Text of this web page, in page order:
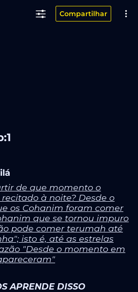
Compartilhar
de que momento o
à noite? Desde o
os Cohanim foram comer
que se tornou impuro
pode comer terumah até
isto é, até as estrelas
"Desde o momento em
APRENDE DISSO